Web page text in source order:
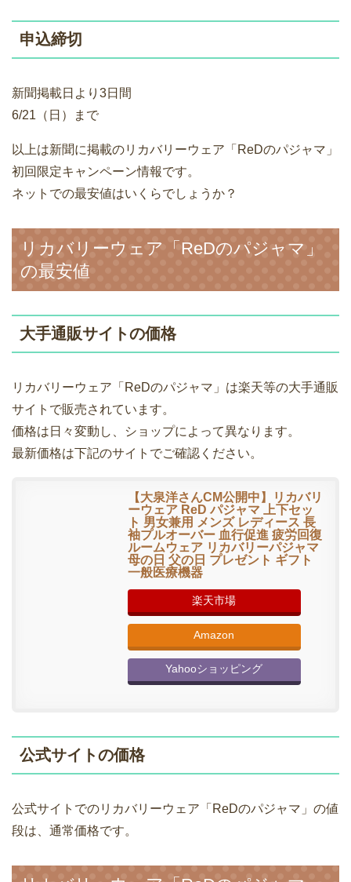
申込締切
新聞掲載日より3日間
6/21（日）まで
以上は新聞に掲載のリカバリーウェア「ReDのパジャマ」
初回限定キャンペーン情報です。
ネットでの最安値はいくらでしょうか？
リカバリーウェア「ReDのパジャマ」
の最安値
大手通販サイトの価格
リカバリーウェア「ReDのパジャマ」は楽天等の大手通販
サイトで販売されています。
価格は日々変動し、ショップによって異なります。
最新価格は下記のサイトでご確認ください。
【大泉洋さんCM公開中】リカバリ
ーウェア ReD パジャマ 上下セッ
ト 男女兼用 メンズ レディース 長
袖プルオーバー 血行促進 疲労回復
ルームウェア リカバリーパジャマ
母の日 父の日 プレゼント ギフト
一般医療機器
楽天市場
Amazon
Yahooショッピング
公式サイトの価格
公式サイトでのリカバリーウェア「ReDのパジャマ」の値
段は、通常価格です。